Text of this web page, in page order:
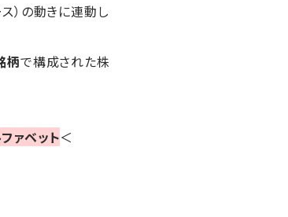
）の動きに連動し
柄で構成された株
ァベット＜